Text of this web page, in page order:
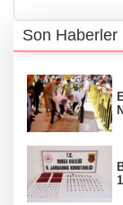
Son Haberler